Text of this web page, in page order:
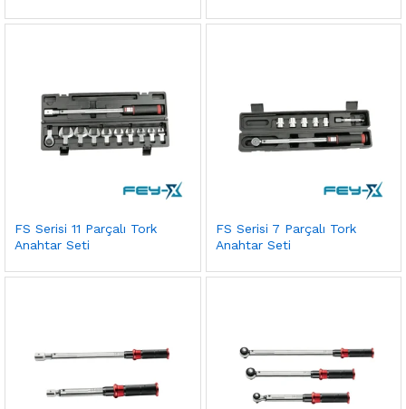
FS Serisi 11 Parçalı Tork
Anahtar Seti
FS Serisi 7 Parçalı Tork
Anahtar Seti